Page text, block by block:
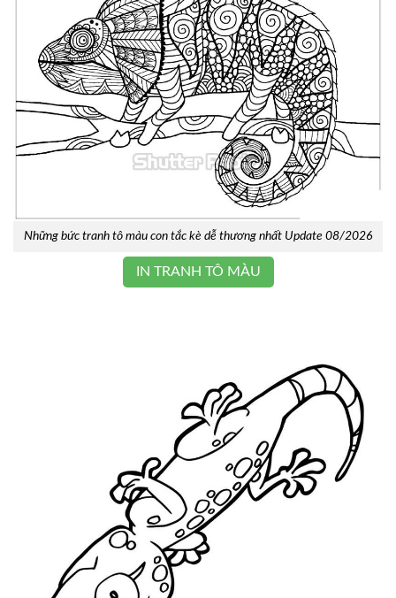
Những bức tranh tô màu con tắc kè dễ thương nhất Update 08/2026
IN TRANH TÔ MÀU